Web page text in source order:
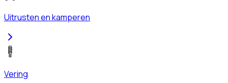
Uitrusten en kamperen
Vering